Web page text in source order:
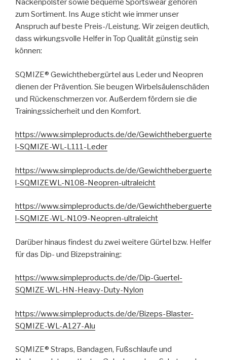
Nackenpolster sowie bequeme Sportswear gehören
zum Sortiment. Ins Auge sticht wie immer unser
Anspruch auf beste Preis-/Leistung. Wir zeigen deutlich,
dass wirkungsvolle Helfer in Top Qualität günstig sein
können:
SQMIZE® Gewichthebergürtel aus Leder und Neopren
dienen der Prävention. Sie beugen Wirbelsäulenschäden
und Rückenschmerzen vor. Außerdem fördern sie die
Trainingssicherheit und den Komfort.
https://www.simpleproducts.de/de/Gewichtheberguerte
l-SQMIZE-WL-L111-Leder
https://www.simpleproducts.de/de/Gewichtheberguerte
l-SQMIZEWL-N108-Neopren-ultraleicht
https://www.simpleproducts.de/de/Gewichtheberguerte
l-SQMIZE-WL-N109-Neopren-ultraleicht
Darüber hinaus findest du zwei weitere Gürtel bzw. Helfer
für das Dip- und Bizepstraining:
https://www.simpleproducts.de/de/Dip-Guertel-
SQMIZE-WL-HN-Heavy-Duty-Nylon
https://www.simpleproducts.de/de/Bizeps-Blaster-
SQMIZE-WL-A127-Alu
SQMIZE® Straps, Bandagen, Fußschlaufe und